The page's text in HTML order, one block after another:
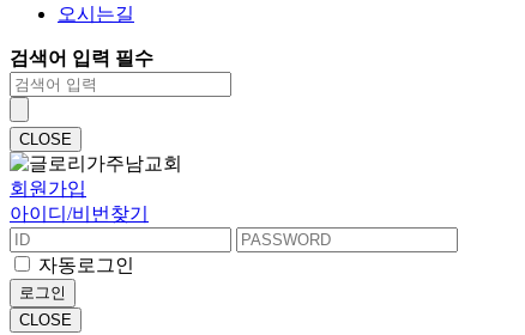
오시는길
검색어 입력 필수
CLOSE
회원가입
아이디/비번찾기
자동로그인
로그인
CLOSE